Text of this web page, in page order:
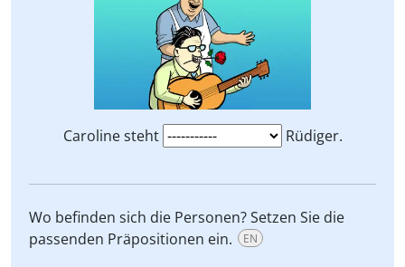
Caroline steht Rüdiger.
Wo befinden sich die Personen? Setzen Sie die
passenden Präpositionen ein.
EN